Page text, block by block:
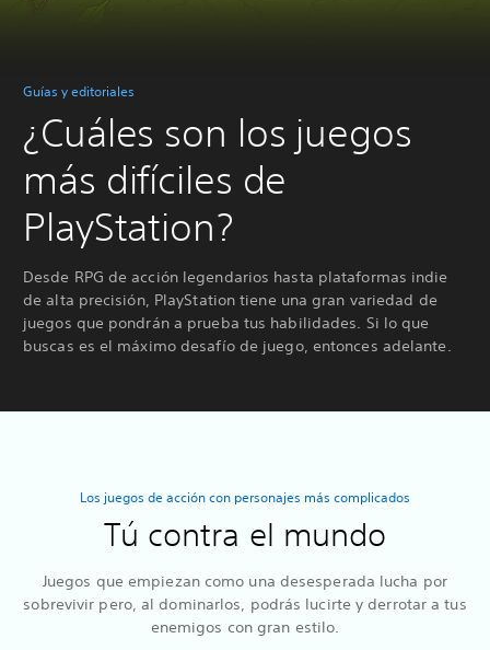
Guías y editoriales
¿Cuáles son los juegos
más difíciles de
PlayStation?
Desde RPG de acción legendarios hasta plataformas indie
de alta precisión, PlayStation tiene una gran variedad de
juegos que pondrán a prueba tus habilidades. Si lo que
buscas es el máximo desafío de juego, entonces adelante.
Los juegos de acción con personajes más complicados
Tú contra el mundo
Juegos que empiezan como una desesperada lucha por
sobrevivir pero, al dominarlos, podrás lucirte y derrotar a tus
enemigos con gran estilo.